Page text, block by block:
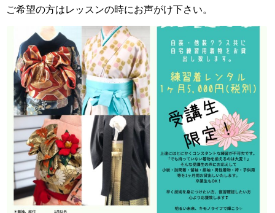
ご希望の方はレッスンの時にお声がけ下さい。